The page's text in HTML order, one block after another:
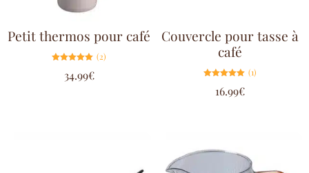
Petit thermos pour café
5.00
sur 5
(2)
34.99€
Couvercle pour tasse à
café
5.00
sur 5
(1)
16.99€